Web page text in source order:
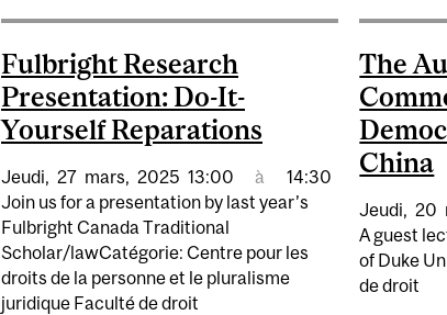
Fulbright Research
Presentation: Do-It-
Yourself Reparations
Jeudi, 27 mars, 2025 13:00 à
14:30
Join us for a presentation by last year’s
Fulbright Canada Traditional
Scholar/lawCatégorie: Centre pour les
droits de la personne et le pluralisme
juridique Faculté de droit
The
China
Jeudi, 20
A guest
of Duke
de droit